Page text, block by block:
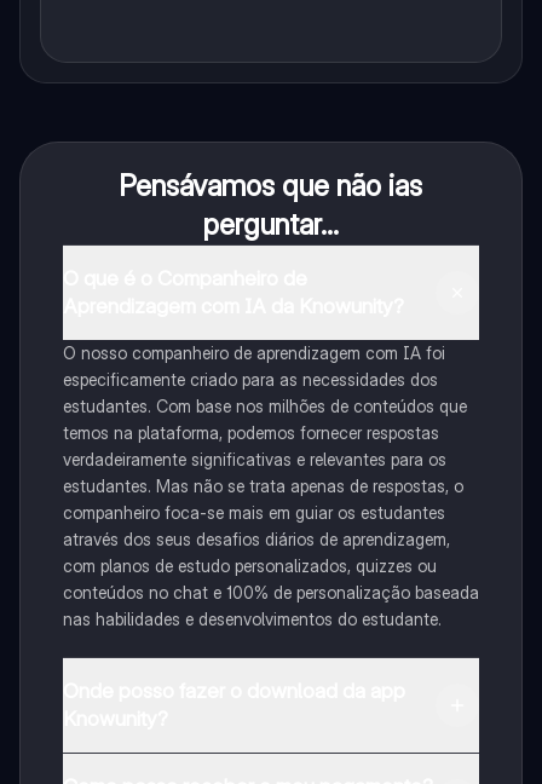
Pensávamos que não ias
perguntar...
O nosso companheiro de aprendizagem com IA foi
especificamente criado para as necessidades dos
estudantes. Com base nos milhões de conteúdos que
temos na plataforma, podemos fornecer respostas
verdadeiramente significativas e relevantes para os
estudantes. Mas não se trata apenas de respostas, o
companheiro foca-se mais em guiar os estudantes
através dos seus desafios diários de aprendizagem,
com planos de estudo personalizados, quizzes ou
conteúdos no chat e 100% de personalização baseada
nas habilidades e desenvolvimentos do estudante.